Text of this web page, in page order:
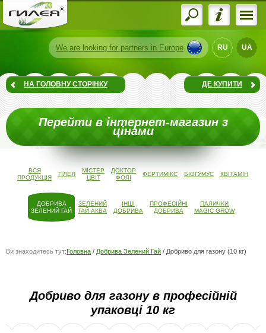
We are looking for partners in Europe RU UA
НА ГОЛОВНУ СТОРІНКУ
Перейти в інтернет-магазин з
цінами
ДЕ КУПИТИ
ВСЯ
ПРОДУКЦІЯ
ГІЛЕЯ
МІСТЕР
ЦВІТ
ДОКТОР
ФОЛІ
ФЕРТИМІКС БІОГУМУС КВІТАМІН
ДОБРИВА
ЗЕЛЕНИЙ ГАЙ
ЗЕЛЕНИЙ
ГАЙ АКВА
ІНШІ
ДОБРИВА
ПРОФЕСІЙНІ
ДОБРИВА
ПАЛИЧКИ
MAGIC GROW
Ви знаходитесь тут:Головна / Добрива Зелений Гай / Добриво для газону (10 кг)
Добриво для газону в професійній
упаковці 10 кг